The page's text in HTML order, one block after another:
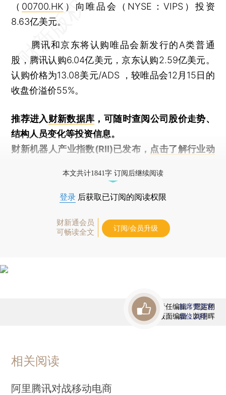
（ 00700.HK ）向唯品会（NYSE：VIPS）投资
8.63亿美元。
腾讯和京东将认购唯品会新发行的A类普通
股，腾讯认购6.04亿美元，京东认购2.59亿美元。
认购价格为13.08美元/ADS ，较唯品会12月15日的
收盘价溢价55%。
推荐进入财新数据库 ，可随时查阅公司股价走势、
结构人员变化等投资信息。
财新机器人产业指数(RII)已发布， 点击了解行业动
本文共计1841字 订阅后继续阅读
登录 后获取已订阅的阅读权限
财新通会员
可畅读全文
订阅/会员升级
责任编辑：屈运栩
版面编辑：刘明晖
首席赞赏官
虚位以待
相关阅读
阿里腾讯对战移动电商